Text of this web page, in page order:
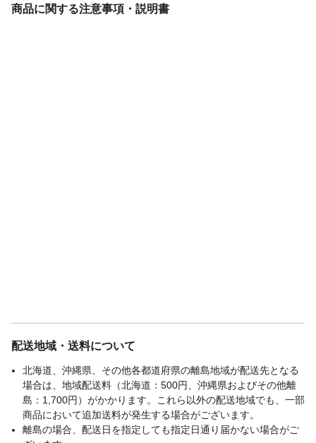
商品に関する注意事項・説明書
配送地域・送料について
北海道、沖縄県、その他各都道府県の離島地域が配送先となる
場合は、地域配送料（北海道：500円、沖縄県およびその他離
島：1,700円）がかかります。これら以外の配送地域でも、一部
商品において追加送料が発生する場合がございます。
離島の場合、配送日を指定しても指定日通り届かない場合がご